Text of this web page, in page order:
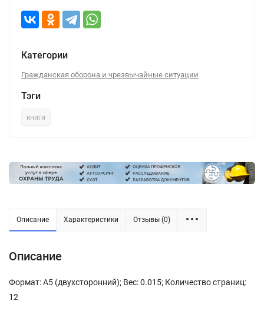
Категории
Гражданская оборона и чрезвычайные ситуации
Тэги
книги
Описание Характеристики Отзывы (0)
Описание
Формат: А5 (двухсторонний); Вес: 0.015; Количество страниц:
12